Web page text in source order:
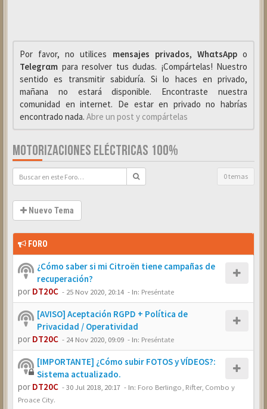
Por favor, no utilices mensajes privados, WhαtsAppo
Telegrαm para resolver tus dudas. ¡Compártelas! Nuestro
sentido es transmitir sabiduría. Si lo haces en privado,
mañana no estará disponible. Encontraste nuestra
comunidad en internet. De estar en privado no habrías
encontrado nada. Abre un post y compártelas
MOTORIZACIONES ELÉCTRICAS 100%
0 temas
Nuevo Tema
FORO
¿Cómo saber si mi Citroën tiene campañas de
recuperación?
por DT20C - 25 Nov 2020, 20:14 - In: Preséntate
[AVISO] Aceptación RGPD + Política de
Privacidad / Operatividad
por DT20C - 24 Nov 2020, 09:09 - In: Preséntate
[IMPORTANTE] ¿Cómo subir FOTOS y VÍDEOS?:
Sistema actualizado.
por DT20C -30 Jul 2018, 20:17 - In: Foro Berlingo, Rifter, Combo y
Proace City.